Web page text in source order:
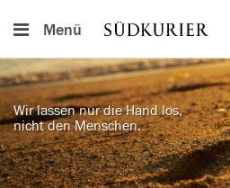
Menü
Wir lassen nur die Hand los,
nicht den Menschen.